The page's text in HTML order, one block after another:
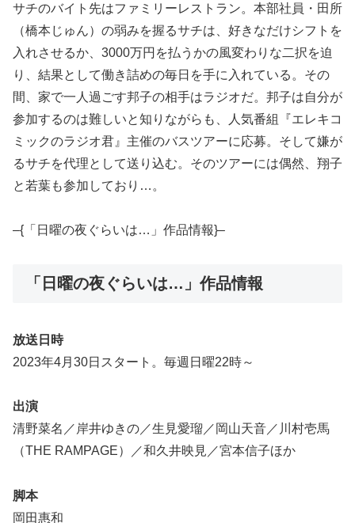
サチのバイト先はファミリーレストラン。本部社員・田所
（橋本じゅん）の弱みを握るサチは、好きなだけシフトを
入れさせるか、3000万円を払うかの風変わりな二択を迫
り、結果として働き詰めの毎日を手に入れている。その
間、家で一人過ごす邦子の相手はラジオだ。邦子は自分が
参加するのは難しいと知りながらも、人気番組『エレキコ
ミックのラジオ君』主催のバスツアーに応募。そして嫌が
るサチを代理として送り込む。そのツアーには偶然、翔子
と若葉も参加しており…。
–{「日曜の夜ぐらいは…」作品情報}–
「日曜の夜ぐらいは…」作品情報
放送日時
2023年4月30日スタート。毎週日曜22時～
出演
清野菜名／岸井ゆきの／生見愛瑠／岡山天音／川村壱馬
（THE RAMPAGE）／和久井映見／宮本信子ほか
脚本
岡田惠和